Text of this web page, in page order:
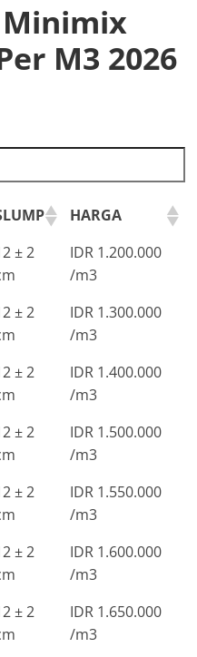
M3 2026
HARGA
± 2
IDR 1.200.000
/m3
± 2
IDR 1.300.000
/m3
± 2
IDR 1.400.000
/m3
± 2
IDR 1.500.000
/m3
± 2
IDR 1.550.000
/m3
± 2
IDR 1.600.000
/m3
± 2
IDR 1.650.000
/m3